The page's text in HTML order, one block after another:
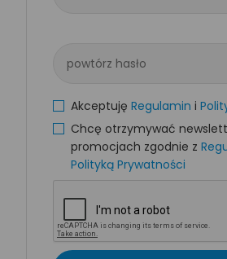
powtórz hasło
Akceptuję Regulamin i
Chcę otrzymywać
promocjach zgodnie z
Polityką Prywatności